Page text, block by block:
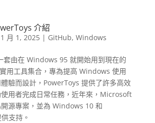
介紹
1 月 1, 2025| GitHub, Windows
套由在 Windows 95 就開始用到現在的
用工具集合，專為提高 Windows 使用
驗而設計，PowerToys 提供了許多高效
用者完成日常任務，近年來，Microsoft
源專案，並為 Windows 10 和
支持。